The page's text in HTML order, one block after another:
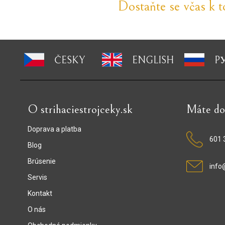
Dostaňte se včas k
ČESKY ENGLISH
O strihaciestrojceky.sk
Doprava a platba
Blog
Brúsenie
Servis
Kontakt
O nás
Máte
601